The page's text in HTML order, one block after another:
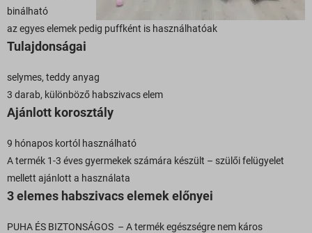
binálható
az egyes elemek pedig puffként is használhatóak
Tulajdonságai
selymes, teddy anyag
3 darab, különböző habszivacs elem
Ajánlott korosztály
9 hónapos kortól használható
A termék 1-3 éves gyermekek számára készült – szülői felügyelet
mellett ajánlott a használata
3 elemes habszivacs elemek előnyei
PUHA ÉS BIZTONSÁGOS – A termék egészségre nem káros